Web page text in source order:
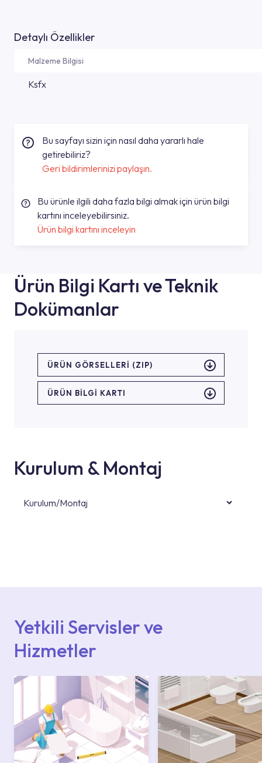
Detaylı Özellikler
Malzeme Bilgisi
Ksfx
Bu sayfayı sizin için nasıl daha yararlı hale
getirebiliriz?
Geri bildirimlerinizi paylaşın.
Bu ürünle ilgili daha fazla bilgi almak için ürün bilgi
kartını inceleyebilirsiniz.
Ürün bilgi kartını inceleyin
Ürün Bilgi Kartı ve Teknik
Dokümanlar
ÜRÜN GÖRSELLERI (ZIP)
ÜRÜN BILGI KARTI
Kurulum & Montaj
Kurulum/Montaj
Yetkili Servisler ve
Hizmetler